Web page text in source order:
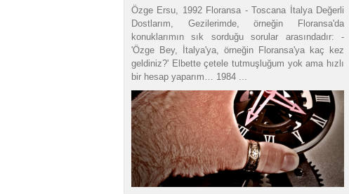
Özge Ersu, 1992 Floransa - Toscana İtalya Değerli
Dostlarım, Gezilerimde, örneğin Floransa'da
konuklarımın sık sorduğu sorular arasındadır: -
'Özge Bey, İtalya'ya, örneğin Floransa'ya kaç kez
geldiniz?' Elbette çetele tutmuşluğum yok ama hızlı
bir hesap yaparım… 1984 ...